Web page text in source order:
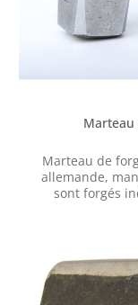
Marteau de
allemande, manche en
sont forgés
d'outils